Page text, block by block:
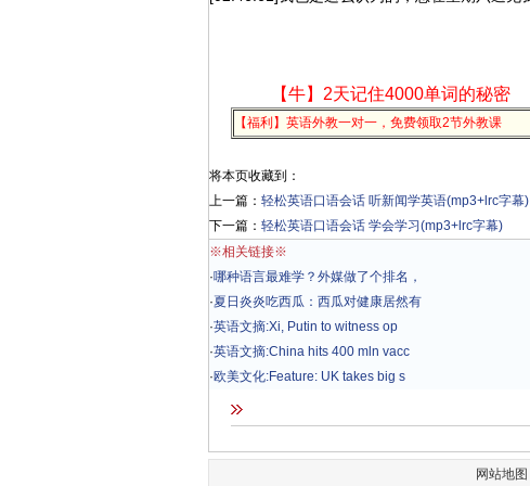
【牛】2天记住4000单词的秘密
【福利】英语外教一对一，免费领取2节外教课
将本页收藏到：
上一篇： 轻松英语口语会话 听新闻学英语(mp3+lrc字幕)
下一篇： 轻松英语口语会话 学会学习(mp3+lrc字幕)
※相关链接※
·哪种语言最难学？外媒做了个排名，
·夏日炎炎吃西瓜：西瓜对健康居然有
·英语文摘:Xi, Putin to witness op
·英语文摘:China hits 400 mln vacc
·欧美文化:Feature: UK takes big s
网站地图